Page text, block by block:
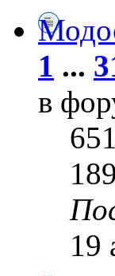
1 ...
в
651
19